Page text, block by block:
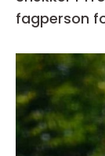
fagperson